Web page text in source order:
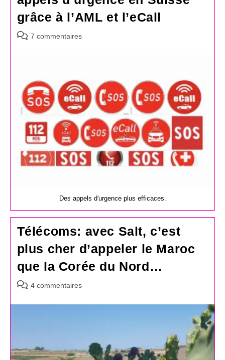
grâce à l’AML et l’eCall
Commentaires
7 commentaires
Des appels d'urgence plus efficaces.
Télécoms: avec Salt, c’est
plus cher d’appeler le Maroc
que la Corée du Nord…
Commentaires
la
4 commentaires